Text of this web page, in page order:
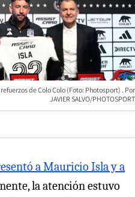
de Colo Colo (Foto: Photosport)
JAVIER SALVO/PHOTOSPORT
a Mauricio Isla y a
la atención estuvo